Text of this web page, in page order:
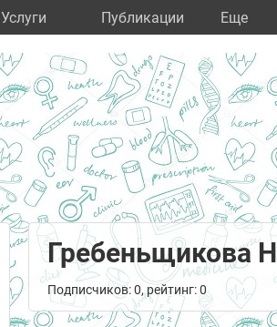
Услуги Публикации Eще
Гребеньщикова
Подписчиков: 0, рейтинг: 0